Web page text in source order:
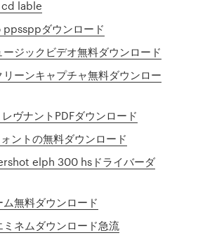
lable
ppssppダウンロード
ジックビデオ無料ダウンロード
ーンキャプチャ無料ダウンロー
ヴナントPDFダウンロード
ントの無料ダウンロード
elph 300 hsドライバーダ
無料ダウンロード
ミネムダウンロード急流